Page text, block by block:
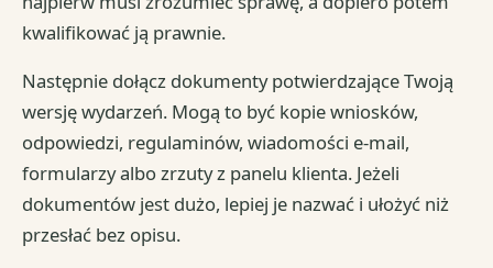
kwalifikować ją prawnie.
Następnie dołącz dokumenty potwierdzające Twoją
wersję wydarzeń. Mogą to być kopie wniosków,
odpowiedzi, regulaminów, wiadomości e-mail,
formularzy albo zrzuty z panelu klienta. Jeżeli
dokumentów jest dużo, lepiej je nazwać i ułożyć niż
przesłać bez opisu.